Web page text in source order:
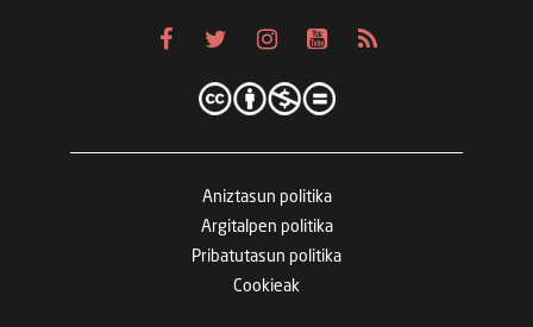
Aniztasun politika
Argitalpen politika
Pribatutasun politika
Cookieak